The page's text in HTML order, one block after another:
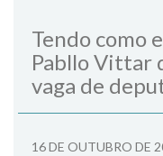
Tendo como
Pabllo Vittar
vaga de
16 DE OUTUBRO DE